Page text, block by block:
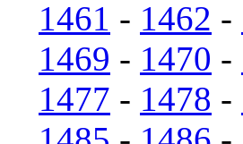
1461 - 1462 -
1469 - 1470 -
1477 - 1478 -